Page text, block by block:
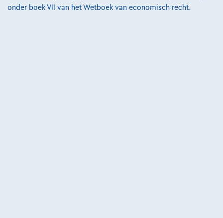
maandaflossing van€4.882,47
onder boek VII van het Wetboek van economisch recht.